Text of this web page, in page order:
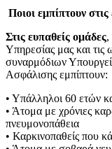
Ποιοι εμπίπτουν
Στις ευπαθείς ομάδες,
Υπηρεσίας μας και τις
συναρμόδιων
Ασφάλισης εμπίπτουν:
• Υπάλληλοι 60 ετών
• Άτομα με χρόνιες
πνευμονοπάθεια
• Καρκινοπαθείς που